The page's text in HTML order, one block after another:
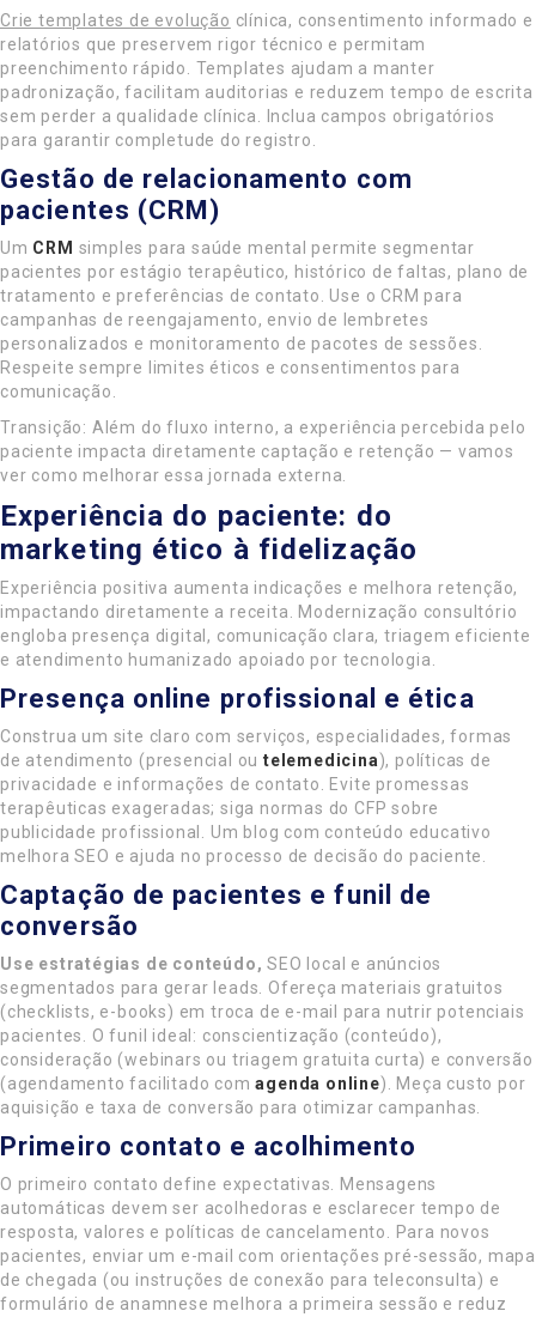
Crie templates de evolução clínica, consentimento informado e
relatórios que preservem rigor técnico e permitam
preenchimento rápido. Templates ajudam a manter
padronização, facilitam auditorias e reduzem tempo de escrita
sem perder a qualidade clínica. Inclua campos obrigatórios
para garantir completude do registro.
Gestão de relacionamento com
pacientes (CRM)
Um CRM simples para saúde mental permite segmentar
pacientes por estágio terapêutico, histórico de faltas, plano de
tratamento e preferências de contato. Use o CRM para
campanhas de reengajamento, envio de lembretes
personalizados e monitoramento de pacotes de sessões.
Respeite sempre limites éticos e consentimentos para
comunicação.
Transição: Além do fluxo interno, a experiência percebida pelo
paciente impacta diretamente captação e retenção — vamos
ver como melhorar essa jornada externa.
Experiência do paciente: do
marketing ético à fidelização
Experiência positiva aumenta indicações e melhora retenção,
impactando diretamente a receita. Modernização consultório
engloba presença digital, comunicação clara, triagem eficiente
e atendimento humanizado apoiado por tecnologia.
Presença online profissional e ética
Construa um site claro com serviços, especialidades, formas
de atendimento (presencial outelemedicina), políticas de
privacidade e informações de contato. Evite promessas
terapêuticas exageradas; siga normas do CFP sobre
publicidade profissional. Um blog com conteúdo educativo
melhora SEO e ajuda no processo de decisão do paciente.
Captação de pacientes e funil de
conversão
Use estratégias de conteúdo, SEO local e anúncios
segmentados para gerar leads. Ofereça materiais gratuitos
(checklists, e-books) em troca de e-mail para nutrir potenciais
pacientes. O funil ideal: conscientização (conteúdo),
consideração (webinars ou triagem gratuita curta) e conversão
(agendamento facilitado comagenda online). Meça custo por
aquisição e taxa de conversão para otimizar campanhas.
Primeiro contato e acolhimento
O primeiro contato define expectativas. Mensagens
automáticas devem ser acolhedoras e esclarecer tempo de
resposta, valores e políticas de cancelamento. Para novos
pacientes, enviar um e-mail com orientações pré-sessão, mapa
de chegada (ou instruções de conexão para teleconsulta) e
formulário de anamnese melhora a primeira sessão e reduz